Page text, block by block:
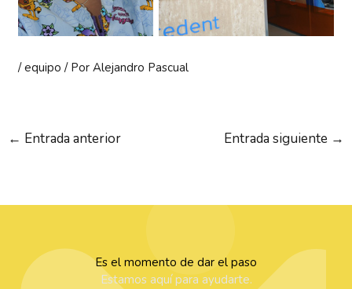
/equipo / PorAlejandro Pascual
← Entrada anterior Entrada siguiente →
Es el momento de dar el paso
Estamos aquí para ayudarte.